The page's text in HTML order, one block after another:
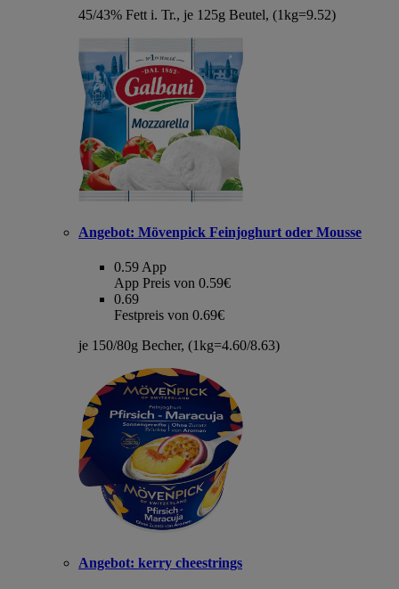
45/43% Fett i. Tr., je 125g Beutel, (1kg=9.52)
Angebot: Mövenpick Feinjoghurt oder Mousse
0.59 App
App Preis von 0.59€
0.69
Festpreis von 0.69€
je 150/80g Becher, (1kg=4.60/8.63)
Angebot: kerry cheestrings